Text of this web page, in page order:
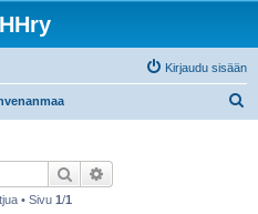
Kirjaudu sisään
Etsi
• Sivu 1/1